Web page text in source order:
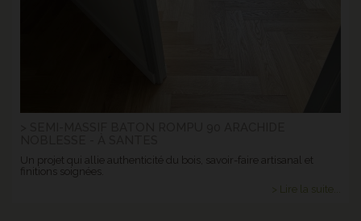
Un projet qui allie authenticité du bois, savoir-faire artisanal et
finitions soignées.
> Lire la suite...